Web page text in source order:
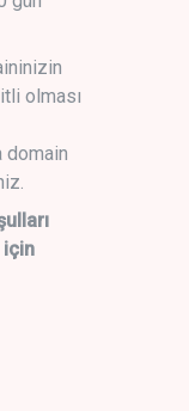
olması
domain
için